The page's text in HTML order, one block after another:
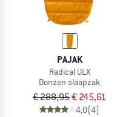
PAJAK
Radical ULX
Donzen slaapzak
€ 288,95€ 245,61
4,0(4)